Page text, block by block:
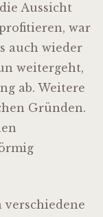
Aussicht
war
auch wieder
weitergeht,
ab. Weitere
Gründen.